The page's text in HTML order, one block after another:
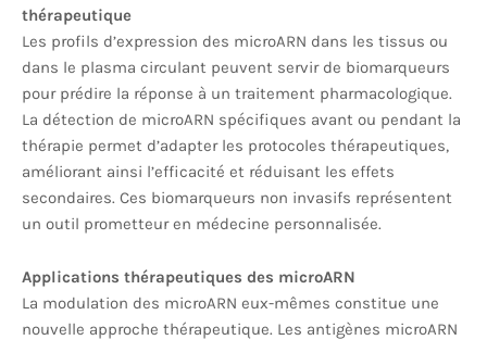
thérapeutique
Les profils d’expression des microARN dans les tissus ou
dans le plasma circulant peuvent servir de biomarqueurs
pour prédire la réponse à un traitement pharmacologique.
La détection de microARN spécifiques avant ou pendant la
thérapie permet d’adapter les protocoles thérapeutiques,
améliorant ainsi l’efficacité et réduisant les effets
secondaires. Ces biomarqueurs non invasifs représentent
un outil prometteur en médecine personnalisée.
Applications thérapeutiques des microARN
La modulation des microARN eux-mêmes constitue une
nouvelle approche thérapeutique. Les antigènes microARN